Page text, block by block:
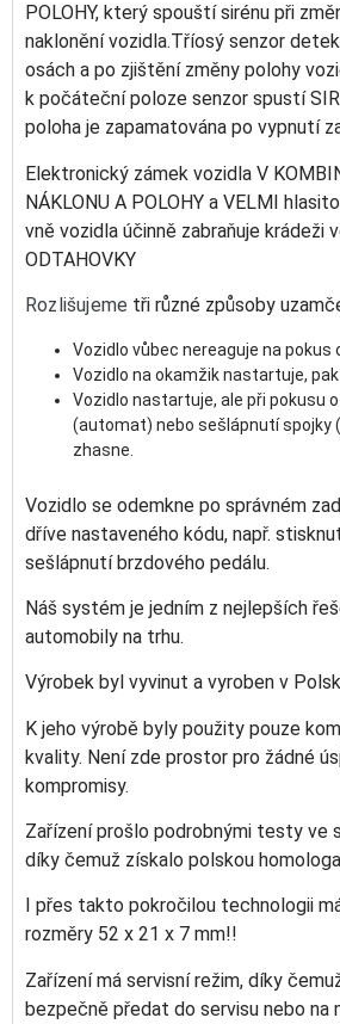
POLOHY, který spouští sirénu při
naklonění vozidla.Tříosý senzor
osách a po zjištění změny polohy
k počáteční poloze senzor spustí
poloha je zapamatována po vypnutí
Elektronický zámek vozidla V
NÁKLONU A POLOHY a VELMI
vně vozidla účinně zabraňuje krádeži
ODTAHOVKY
Rozlišujeme tři různé způsoby
Vozidlo vůbec nereaguje na pokus
Vozidlo na okamžik nastartuje,
Vozidlo nastartuje, ale při pokusu
(automat) nebo sešlápnutí spojky
zhasne.
Vozidlo se odemkne po správném
dříve nastaveného kódu, např.
sešlápnutí brzdového pedálu.
Náš systém je jedním z nejlepších
automobily na trhu.
Výrobek byl vyvinut a vyroben v
K jeho výrobě byly použity pouze
kvality. Není zde prostor pro žádné
kompromisy.
Zařízení prošlo podrobnými testy ve
díky čemuž získalo polskou
I přes takto pokročilou technologii
rozměry 52 x 21 x 7 mm!!
Zařízení má servisní režim, díky
bezpečně předat do servisu nebo na